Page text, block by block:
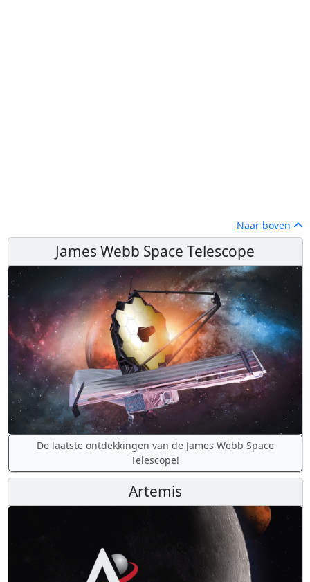
Naar boven
James Webb Space Telescope
De laatste ontdekkingen van de James Webb Space
Telescope!
Artemis